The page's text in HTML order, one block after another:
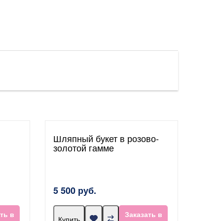
в
Шляпный букет в розово-
золотой гамме
5 500 руб.
Купить
Заказать в